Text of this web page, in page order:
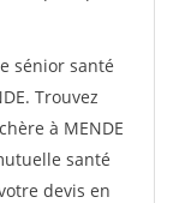
sénior santé
Trouvez
à MENDE
santé
devis en